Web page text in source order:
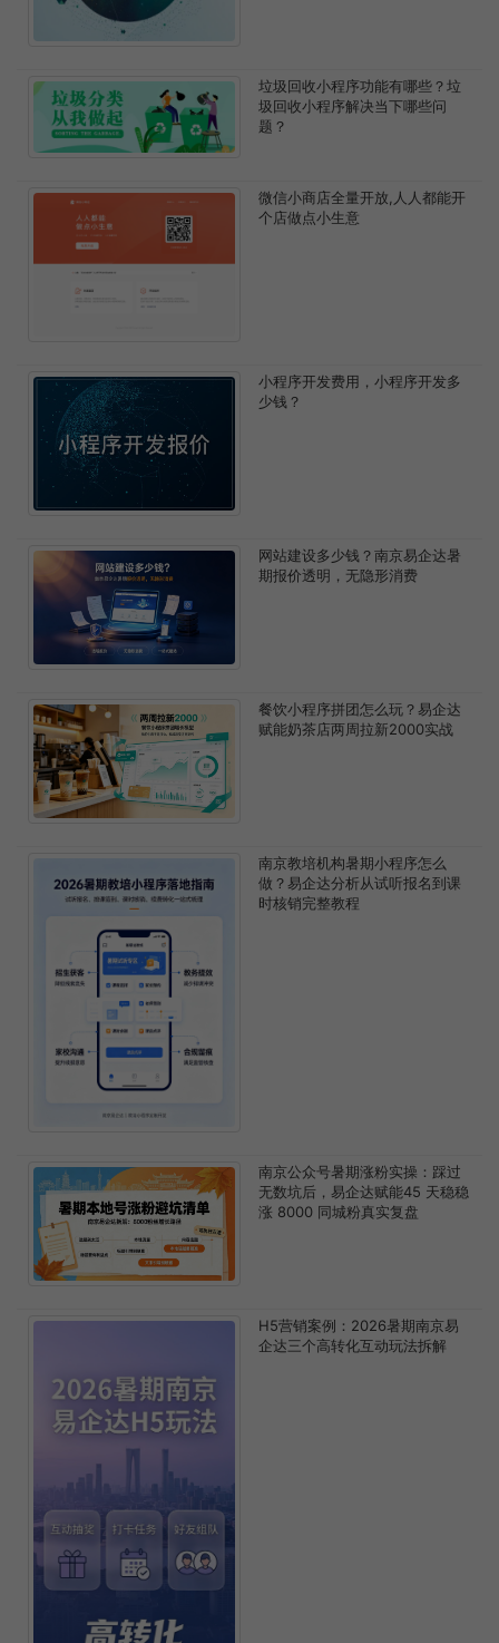
垃圾回收小程序功能有哪些？垃
圾回收小程序解决当下哪些问
题？
微信小商店全量开放,人人都能开
个店做点小生意
小程序开发费用，小程序开发多
少钱？
网站建设多少钱？南京易企达暑
期报价透明，无隐形消费
餐饮小程序拼团怎么玩？易企达
赋能奶茶店两周拉新2000实战
南京教培机构暑期小程序怎么
做？易企达分析从试听报名到课
时核销完整教程
南京公众号暑期涨粉实操：踩过
无数坑后，易企达赋能45 天稳稳
涨 8000 同城粉真实复盘
H5营销案例：2026暑期南京易
企达三个高转化互动玩法拆解